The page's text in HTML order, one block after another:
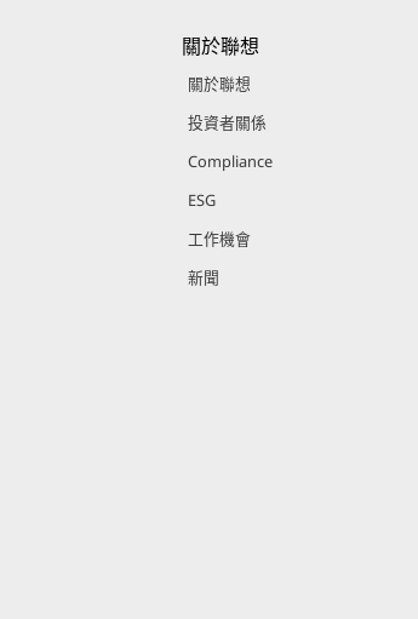
關於聯想
關於聯想
投資者關係
Compliance
ESG
工作機會
新聞